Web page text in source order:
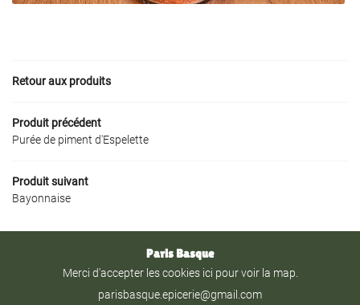
AVIS
ACTUALITÉS
CONTACT
Retour aux produits
Produit précédent
Purée de piment d'Espelette
Produit suivant
Bayonnaise
Paris Basque
Merci d'accepter les cookies ici pour voir la map.